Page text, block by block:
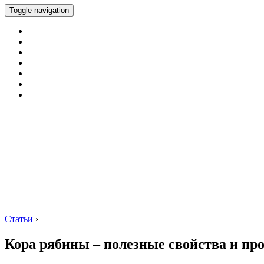
Toggle navigation
Статьи ›
Кора рябины – полезные свойства и